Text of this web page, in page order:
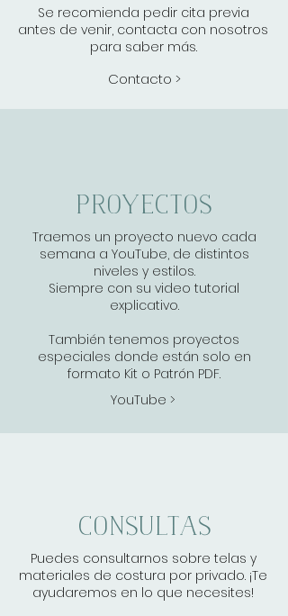
Se recomienda pedir cita previa
antes de venir, contacta con nosotros
para saber más.
Contacto >
proyectos
Traemos un proyecto nuevo cada
semana a YouTube, de distintos
niveles y estilos.
Siempre con su video tutorial
explicativo.
También tenemos proyectos
especiales donde están solo en
formato Kit o Patrón PDF.
YouTube >
consultas
Puedes consultarnos sobre telas y
materiales de costura por privado. ¡Te
ayudaremos en lo que necesites!